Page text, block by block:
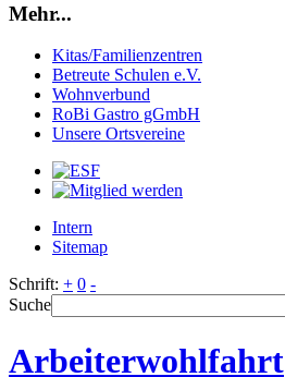
Mehr...
Kitas/Familienzentren
Betreute Schulen e.V.
Wohnverbund
RoBi Gastro gGmbH
Unsere Ortsvereine
Intern
Sitemap
Schrift: + 0 -
Suche
Arbeiterwohlfahrt